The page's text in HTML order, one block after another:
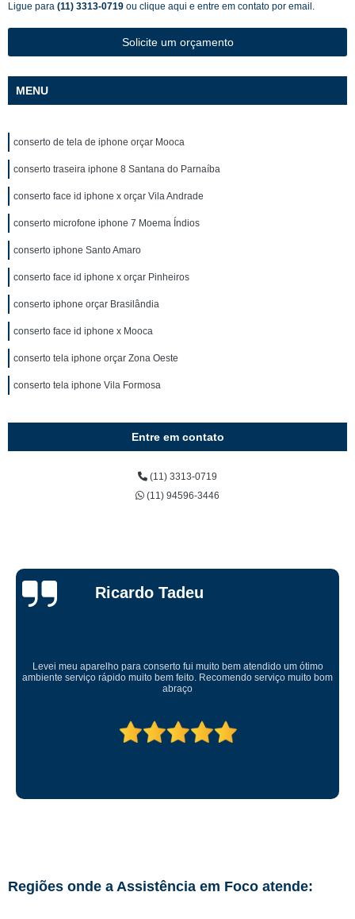
Ligue para (11) 3313-0719 ou clique aqui e entre em contato por email.
Solicite um orçamento
MENU
conserto de tela de iphone orçar Mooca
conserto traseira iphone 8 Santana do Parnaíba
conserto face id iphone x orçar Vila Andrade
conserto microfone iphone 7 Moema Índios
conserto iphone Santo Amaro
conserto face id iphone x orçar Pinheiros
conserto iphone orçar Brasilândia
conserto face id iphone x Mooca
conserto tela iphone orçar Zona Oeste
conserto tela iphone Vila Formosa
Entre em contato
(11) 3313-0719
(11) 94596-3446
Ricardo Tadeu
Levei meu aparelho para conserto fui muito bem atendido um ótimo
ambiente serviço rápido muito bem feito. Recomendo serviço muito bom
abraço
Regiões onde a Assistência em Foco atende: